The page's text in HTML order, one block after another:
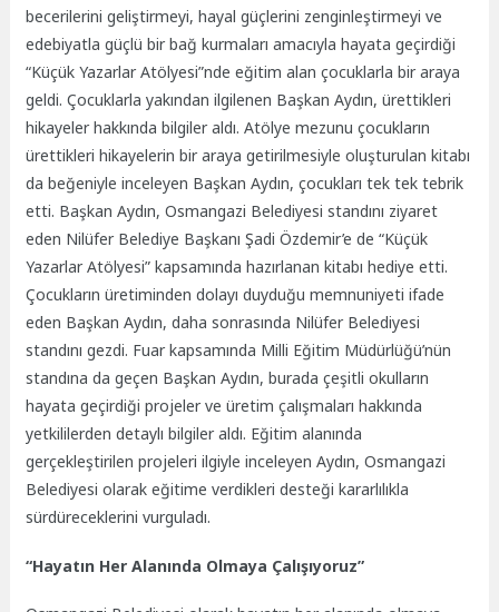
becerilerini geliştirmeyi, hayal güçlerini zenginleştirmeyi ve
edebiyatla güçlü bir bağ kurmaları amacıyla hayata geçirdiği
“Küçük Yazarlar Atölyesi”nde eğitim alan çocuklarla bir araya
geldi. Çocuklarla yakından ilgilenen Başkan Aydın, ürettikleri
hikayeler hakkında bilgiler aldı. Atölye mezunu çocukların
ürettikleri hikayelerin bir araya getirilmesiyle oluşturulan kitabı
da beğeniyle inceleyen Başkan Aydın, çocukları tek tek tebrik
etti. Başkan Aydın, Osmangazi Belediyesi standını ziyaret
eden Nilüfer Belediye Başkanı Şadi Özdemir’e de “Küçük
Yazarlar Atölyesi” kapsamında hazırlanan kitabı hediye etti.
Çocukların üretiminden dolayı duyduğu memnuniyeti ifade
eden Başkan Aydın, daha sonrasında Nilüfer Belediyesi
standını gezdi. Fuar kapsamında Milli Eğitim Müdürlüğü’nün
standına da geçen Başkan Aydın, burada çeşitli okulların
hayata geçirdiği projeler ve üretim çalışmaları hakkında
yetkililerden detaylı bilgiler aldı. Eğitim alanında
gerçekleştirilen projeleri ilgiyle inceleyen Aydın, Osmangazi
Belediyesi olarak eğitime verdikleri desteği kararlılıkla
sürdüreceklerini vurguladı.
“Hayatın Her Alanında Olmaya Çalışıyoruz”